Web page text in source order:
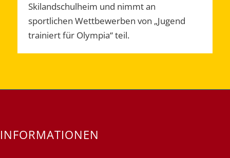
Skilandschulheim und nimmt an
sportlichen Wettbewerben von „Jugend
trainiert für Olympia“ teil.
INFORMATIONEN